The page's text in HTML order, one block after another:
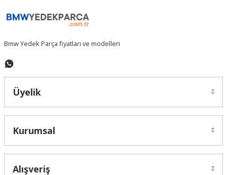
Bmw Yedek Parça fiyatları ve modelleri
Üyelik
Kurumsal
Alışveriş